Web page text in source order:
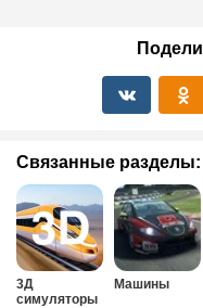
Связанные разделы:
3Д
симуляторы
Машины